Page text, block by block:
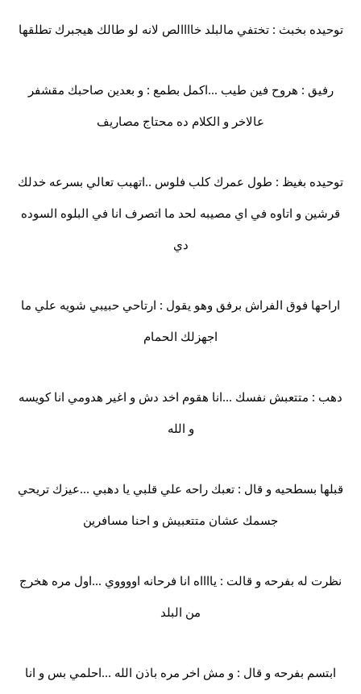
توحيده بخبث : تختفي مالبلد خاااالص لانه لو طالك هيجبرك تطلقها
رفيق : هروح فين طيب ...اكمل بطمع : و بعدين صاحبك مقشفر
عالاخر و الكلام ده محتاج مصاريف
توحيده بغيظ : طول عمرك كلب فلوس ..اتهبب تعالي بسرعه خدلك
قرشين و اتاوه في اي مصيبه لحد ما اتصرف انا في البلوه السوده
دي
اراحها فوق الفراش برفق وهو يقول : ارتاحي حبيبي شويه علي ما
اجهزلك الحمام
دهب : متتعبش نفسك ...انا هقوم اخد دش و اغير هدومي انا كويسه
و الله
قبلها بسطحيه و قال : تعبك راحه علي قلبي يا دهبي ...عيزك تريحي
جسمك عشان متتعبيش و احنا مسافرين
نظرت له بفرحه و قالت : يااااه انا فرحانه اووووي ...اول مره هخرج
من البلد
ابتسم بفرحه و قال : و مش اخر مره باذن الله ...احلمي بس و انا